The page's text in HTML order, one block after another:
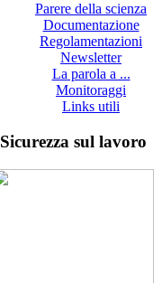
Parere della scienza
Documentazione
Regolamentazioni
Newsletter
La parola a ...
Monitoraggi
Links utili
Sicurezza sul lavoro